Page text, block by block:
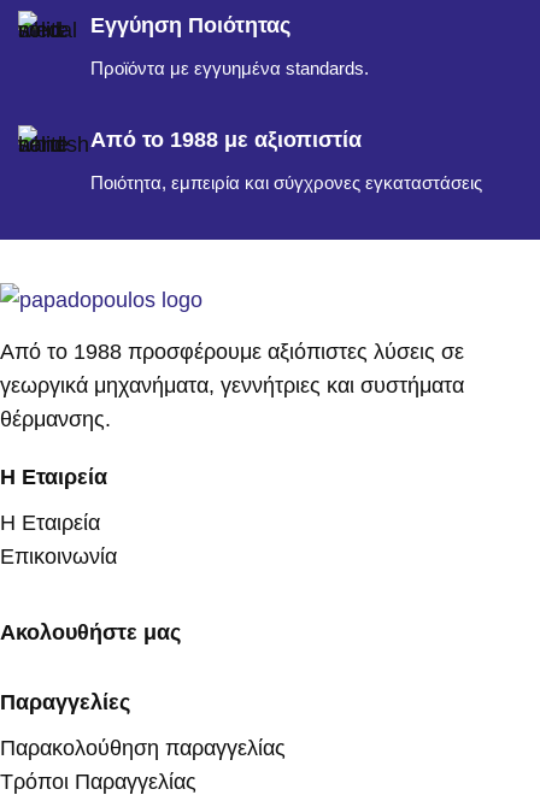
Εγγύηση Ποιότητας
Προϊόντα με εγγυημένα standards.
Από το 1988 με αξιοπιστία
Ποιότητα, εμπειρία και σύγχρονες εγκαταστάσεις
Από το 1988 προσφέρουμε αξιόπιστες λύσεις σε
γεωργικά μηχανήματα, γεννήτριες και συστήματα
θέρμανσης.
Η Εταιρεία
Η Εταιρεία
Επικοινωνία
Ακολουθήστε μας
Παραγγελίες
Παρακολούθηση παραγγελίας
Τρόποι Παραγγελίας